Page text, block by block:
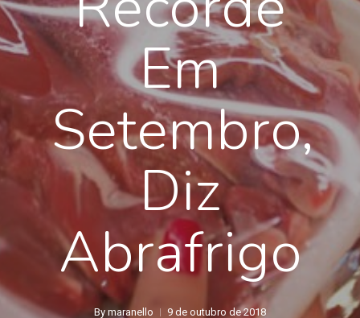
Em
Setembro,
Diz
Abrafrigo
By maranello
9 de outubro de 2018